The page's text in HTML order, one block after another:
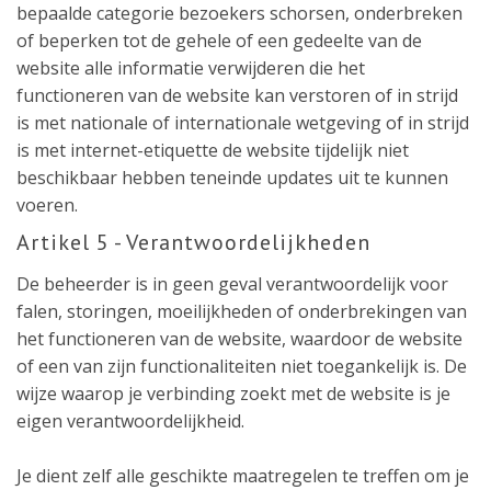
bepaalde categorie bezoekers schorsen, onderbreken
of beperken tot de gehele of een gedeelte van de
website alle informatie verwijderen die het
functioneren van de website kan verstoren of in strijd
is met nationale of internationale wetgeving of in strijd
is met internet-etiquette de website tijdelijk niet
beschikbaar hebben teneinde updates uit te kunnen
voeren.
Artikel 5 - Verantwoordelijkheden
De beheerder is in geen geval verantwoordelijk voor
falen, storingen, moeilijkheden of onderbrekingen van
het functioneren van de website, waardoor de website
of een van zijn functionaliteiten niet toegankelijk is. De
wijze waarop je verbinding zoekt met de website is je
eigen verantwoordelijkheid.
Je dient zelf alle geschikte maatregelen te treffen om je